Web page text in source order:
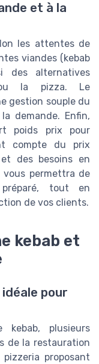
et à la
les attentes de
viandes (kebab
des alternatives
la pizza. Le
gestion souple du
demande. Enfin,
poids prix pour
compte du prix
des besoins en
vous permettra de
tout en
de vos clients.
kebab et
pour
kebab, plusieurs
de la restauration
proposant